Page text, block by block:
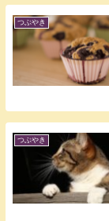
つぶやき
つぶやき